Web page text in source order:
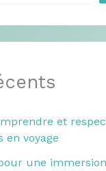
et
en voyage
une